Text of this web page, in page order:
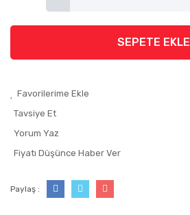
SEPETE EKLE
Tavsiye Et
Yorum Yaz
Fiyatı Düşünce Haber Ver
Paylaş :